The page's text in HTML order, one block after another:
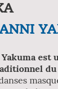
est